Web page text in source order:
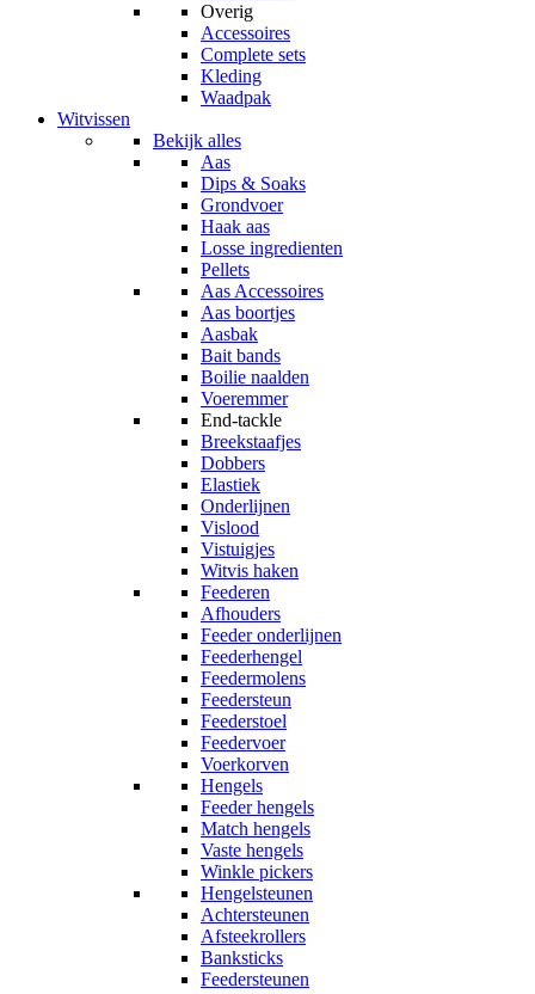
Overig
Accessoires
Complete sets
Kleding
Waadpak
Witvissen
Bekijk alles
Aas
Dips & Soaks
Grondvoer
Haak aas
Losse ingredienten
Pellets
Aas Accessoires
Aas boortjes
Aasbak
Bait bands
Boilie naalden
Voeremmer
End-tackle
Breekstaafjes
Dobbers
Elastiek
Onderlijnen
Vislood
Vistuigjes
Witvis haken
Feederen
Afhouders
Feeder onderlijnen
Feederhengel
Feedermolens
Feedersteun
Feederstoel
Feedervoer
Voerkorven
Hengels
Feeder hengels
Match hengels
Vaste hengels
Winkle pickers
Hengelsteunen
Achtersteunen
Afsteekrollers
Banksticks
Feedersteunen